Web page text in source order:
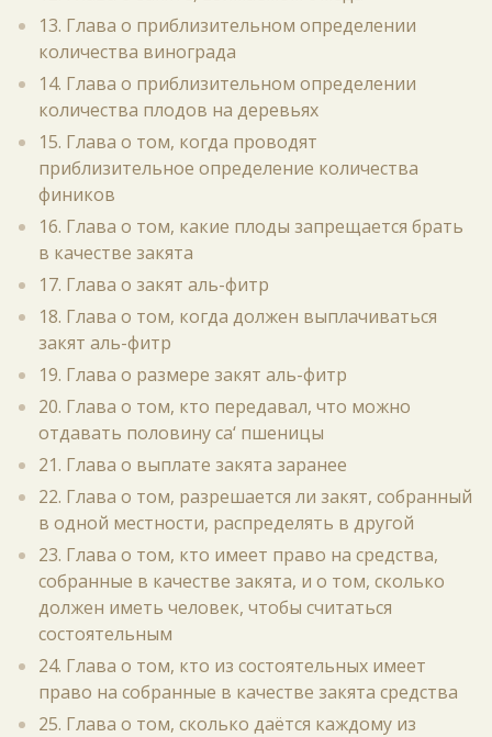
13. Глава о приблизительном определении
количества винограда
14. Глава о приблизительном определении
количества плодов на деревьях
15. Глава о том, когда проводят
приблизительное определение количества
фиников
16. Глава о том, какие плоды запрещается брать
в качестве закята
17. Глава о закят аль-фитр
18. Глава о том, когда должен выплачиваться
закят аль-фитр
19. Глава о размере закят аль-фитр
20. Глава о том, кто передавал, что можно
отдавать половину са‘ пшеницы
21. Глава о выплате закята заранее
22. Глава о том, разрешается ли закят, собранный
в одной местности, распределять в другой
23. Глава о том, кто имеет право на средства,
собранные в качестве закята, и о том, сколько
должен иметь человек, чтобы считаться
состоятельным
24. Глава о том, кто из состоятельных имеет
право на собранные в качестве закята средства
25. Глава о том, сколько даётся каждому из